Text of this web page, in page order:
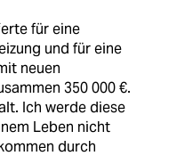
für eine
und für eine
neuen
350 000 €.
Ich werde diese
Leben nicht
durch